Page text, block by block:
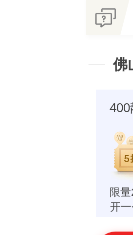
佛
限
开